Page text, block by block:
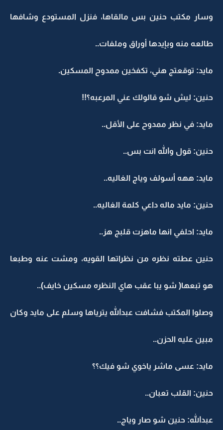
وسار مكتب حنين بس مالقاها، فنزل المستودع وشافها
طالعه منه وبإيدها أوراق وملفات..
مايد: توقعتج هني، تكفخين ممدوح المسكين.
حنين: ليش شو قالولك عني المرعبه؟!!
مايد: في نظر ممدوح على الأقل..
حنين: قول والله انت بس..
مايد: ههه أسولف وياج الغاليه..
حنين: مايد ماله داعي كلمة الغاليه..
مايد: احلفي انها ماهزت قلبج هز..
حنين عطته نظره من نظراتها القويه، ومشت عنه وطبعا
هو تبعها( شو يبا عقب هاي النظره مسكين خايف)..
وصلوا المكتب فشافت عبدالله يترياها وسلم على مايد وكان
مبين عليه الحزن..
مايد: عسى ماشر ياخوي شو فيك؟؟
حنين: القلب تعبان..
عبدالله: حنين شو صار وياج..